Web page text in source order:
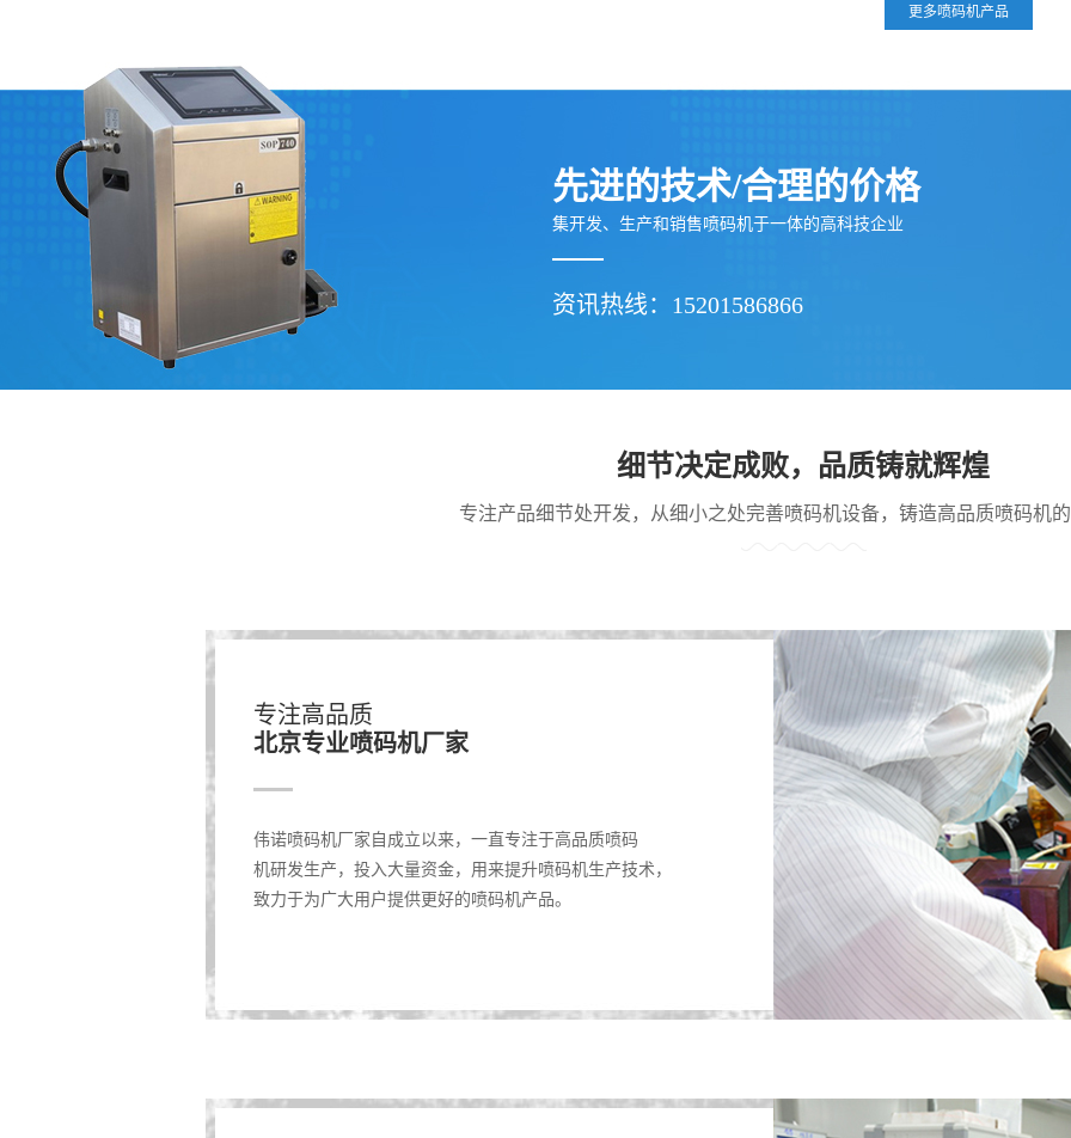
更多喷码机产品
先进的技术/合理的价格
集开发、生产和销售喷码机于一体的高科技企业
资讯热线：15201586866
细节决定成败，品质铸就辉煌
专注产品细节处开发，从细小之处完善喷码机设备，铸造高品质喷码机
专注高品质
北京专业喷码机厂家
伟诺喷码机厂家自成立以来，一直专注于高品质喷码
机研发生产，投入大量资金，用来提升喷码机生产技术，
致力于为广大用户提供更好的喷码机产品。